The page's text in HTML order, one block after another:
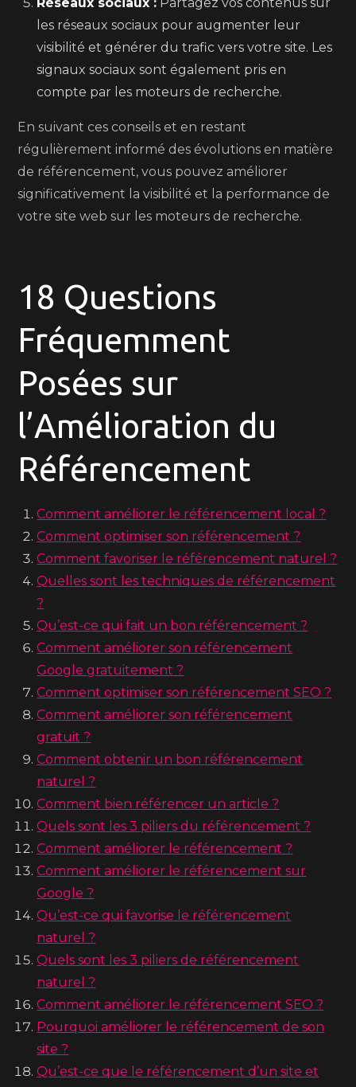
les réseaux sociaux pour augmenter leur
visibilité et générer du trafic vers votre site. Les
signaux sociaux sont également pris en
compte par les moteurs de recherche.
En suivant ces conseils et en restant
régulièrement informé des évolutions en matière
de référencement, vous pouvez améliorer
significativement la visibilité et la performance de
votre site web sur les moteurs de recherche.
18 Questions
Fréquemment
Posées sur
l’Amélioration du
Référencement
Comment améliorer le référencement local ?
Comment optimiser son référencement ?
Comment favoriser le référencement naturel ?
Quelles sont les techniques de référencement
?
Qu’est-ce qui fait un bon référencement ?
Comment améliorer son référencement
Google gratuitement ?
Comment optimiser son référencement SEO ?
Comment améliorer son référencement
gratuit ?
Comment obtenir un bon référencement
naturel ?
Comment bien référencer un article ?
Quels sont les 3 piliers du référencement ?
Comment améliorer le référencement ?
Comment améliorer le référencement sur
Google ?
Qu’est-ce qui favorise le référencement
naturel ?
Quels sont les 3 piliers de référencement
naturel ?
Comment améliorer le référencement SEO ?
Pourquoi améliorer le référencement de son
site ?
Qu’est-ce que le référencement d’un site et